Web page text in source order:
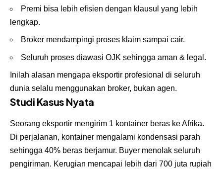
Premi bisa lebih efisien dengan klausul yang lebih
lengkap.
Broker mendampingi proses klaim sampai cair.
Seluruh proses diawasi OJK sehingga aman & legal.
Inilah alasan mengapa eksportir profesional di seluruh
dunia selalu menggunakan broker, bukan agen.
Studi Kasus Nyata
Seorang eksportir mengirim 1 kontainer beras ke Afrika.
Di perjalanan, kontainer mengalami kondensasi parah
sehingga 40% beras berjamur. Buyer menolak seluruh
pengiriman. Kerugian mencapai lebih dari 700 juta rupiah